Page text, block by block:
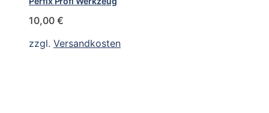
10,00 €
zzgl. Versandkosten